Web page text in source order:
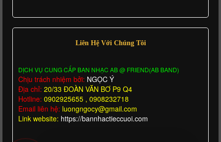
Liên Hệ Với Chúng Tôi
DỊCH VỤ CUNG CẤP BAN NHẠC AB @ FRIEND(AB BAND)
Chịu trách nhiệm bởi: NGỌC Ý
Địa chỉ: 20/33 ĐOÀN VĂN BƠ P9 Q4
Hotline: 0902925655 , 0908232718
Email liên hệ: luongngocy@gmail.com
Link website: https://bannhactieccuoi.com